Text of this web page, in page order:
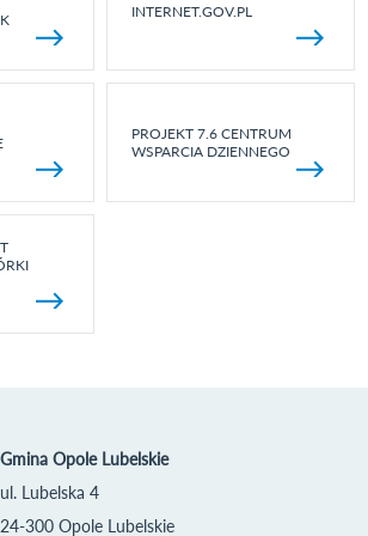
INTERNET.GOV.PL
PROJEKT 7.6 CENTRUM
WSPARCIA DZIENNEGO
Gmina Opole Lubelskie
ul. Lubelska 4
24-300 Opole Lubelskie